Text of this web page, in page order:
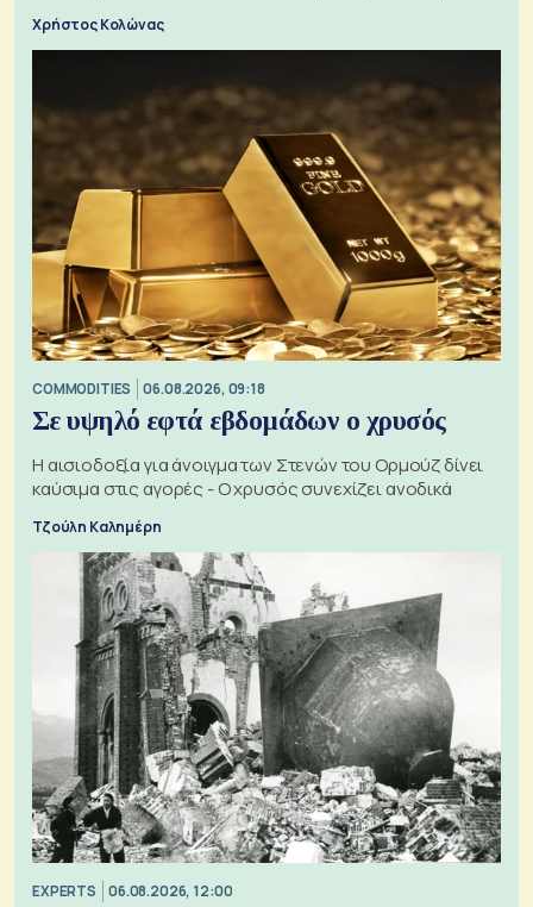
Χρήστος Κολώνας
COMMODITIES 06.08.2026, 09:18
Σε υψηλό εφτά εβδομάδων ο χρυσός
Η αισιοδοξία για άνοιγμα των Στενών του Ορμούζ δίνει
καύσιμα στις αγορές - Ο χρυσός συνεχίζει ανοδικά
Τζούλη Καλημέρη
EXPERTS 06.08.2026, 12:00